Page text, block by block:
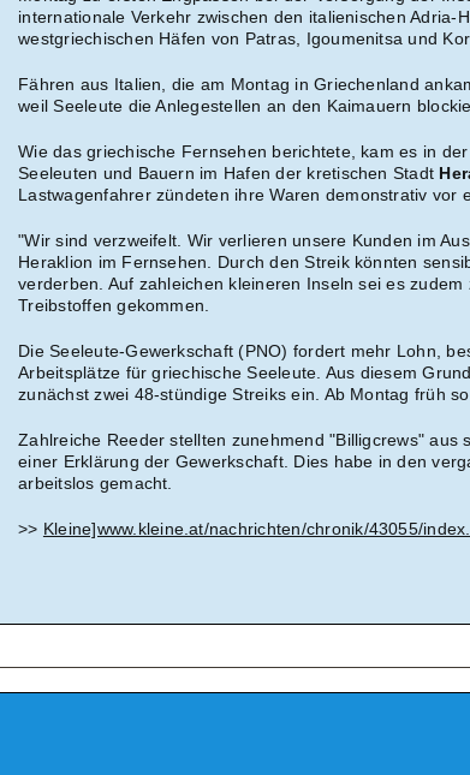
internationale Verkehr zwischen den italienischen Adria-
westgriechischen Häfen von Patras, Igoumenitsa und
Fähren aus Italien, die am Montag in Griechenland
weil Seeleute die Anlegestellen an den Kaimauern
Wie das griechische Fernsehen berichtete, kam es in
Seeleuten und Bauern im Hafen der kretischen Stadt
Lastwagenfahrer zündeten ihre Waren demonstrativ vor
"Wir sind verzweifelt. Wir verlieren unsere Kunden im
Heraklion im Fernsehen. Durch den Streik könnten
verderben. Auf zahleichen kleineren Inseln sei es
Treibstoffen gekommen.
Die Seeleute-Gewerkschaft (PNO) fordert mehr Lohn,
Arbeitsplätze für griechische Seeleute. Aus diesem
zunächst zwei 48-stündige Streiks ein. Ab Montag früh
Zahlreiche Reeder stellten zunehmend "Billigcrews" aus
einer Erklärung der Gewerkschaft. Dies habe in den
arbeitslos gemacht.
>> Kleine]www.kleine.at/nachrichten/chronik/43055/